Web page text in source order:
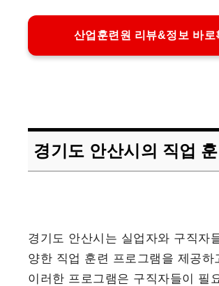
산업훈련원 리뷰&정보 바로
경기도 안산시의 직업
경기도 안산시는 실업자와 구직자
양한 직업 훈련 프로그램을 제공하
이러한 프로그램은 구직자들이 필